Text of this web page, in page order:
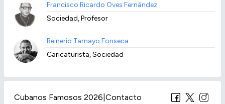
Francisco Ricardo Oves Fernández
Sociedad, Profesor
Reinerio Tamayo Fonseca
Caricaturista, Sociedad
Cubanos Famosos 2026 Contacto